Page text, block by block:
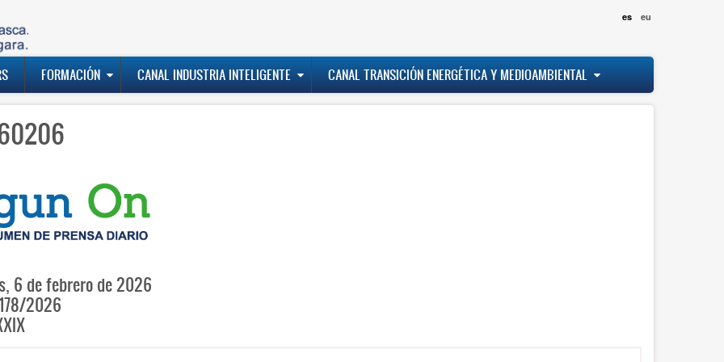
es eu
FORMACIÓN CANAL INDUSTRIA INTELIGENTE CANAL TRANSICIÓN ENERGÉTICA Y MEDIOAMBIENTAL
6 de febrero de 2026
2026